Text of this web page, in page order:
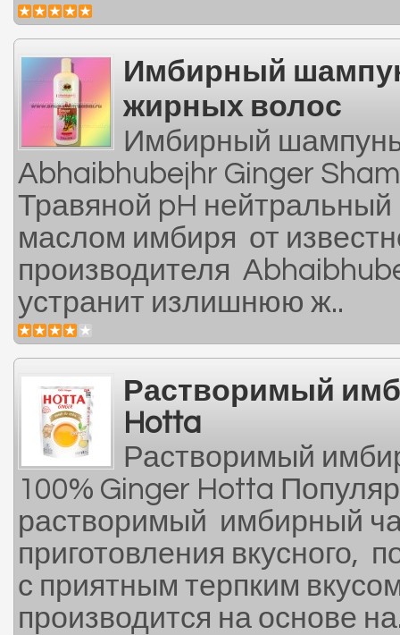
Имбирный
жирных волос
Имбирный
Abhaibhubejhr Ginger
Травяной pH
маслом имбиря от
производителя
устранит излишнюю ж..
Растворимый
Hotta
Растворимый
100% Ginger Hotta
растворимый имбирный
приготовления вкусного,
с приятным терпким
производится на основе